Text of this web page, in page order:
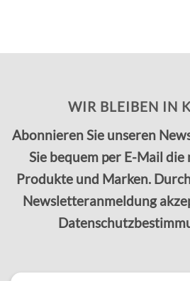
WIR BLEIBEN IN
Abonnieren Sie unseren
Sie bequem per E-Mail die
Produkte und Marken.
Newsletteranmeldung